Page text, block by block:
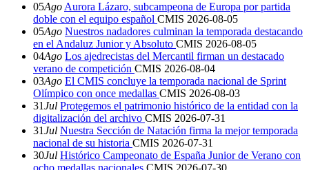
05Ago Aurora Lázaro, subcampeona de Europa por partida
doble con el equipo español CMIS 2026-08-05
05Ago Nuestros nadadores culminan la temporada destacando
en el Andaluz Junior y Absoluto CMIS 2026-08-05
04Ago Los ajedrecistas del Mercantil firman un destacado
verano de competición CMIS 2026-08-04
03Ago El CMIS concluye la temporada nacional de Sprint
Olímpico con once medallas CMIS 2026-08-03
31Jul Protegemos el patrimonio histórico de la entidad con la
digitalización del archivo CMIS 2026-07-31
31Jul Nuestra Sección de Natación firma la mejor temporada
nacional de su historia CMIS 2026-07-31
30Jul Histórico Campeonato de España Junior de Verano con